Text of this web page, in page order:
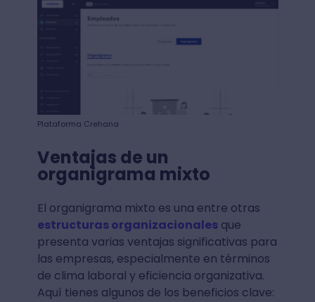
Plataforma Crehana
Ventajas de un
organigrama mixto
El organigrama mixto es una entre otras
estructuras organizacionalesque
presenta varias ventajas significativas para
las empresas, especialmente en términos
de clima laboral y eficiencia organizativa.
Aquí tienes algunos de los beneficios clave: